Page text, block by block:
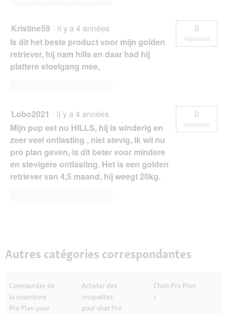
Kristine59 · il y a 4 années
Is dit het beste product voor mijn golden
retriever, hij nam hills en daar had hij
plattere stoelgang mee,
0
réponses
Lobo2021 · il y a 4 années
Mijn pup eet nu HILLS, hij is winderig en
zeer veel ontlasting , niet stevig, Ik wil nu
pro plan geven, is dit beter voor mindere
en stevigere ontlasting. Het is een golden
retriever van 4,5 maand, hij weegt 20kg.
0
réponses
Autres catégories correspondantes
Commander de
la nourriture
Pro Plan pour
Acheter des
croquettes
pour chat Pro
Chiot Pro Plan